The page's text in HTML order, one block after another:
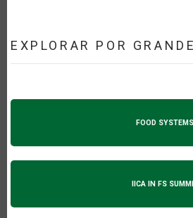
EXPLORAR POR
FOOD SYSTEMS
IICA IN FS